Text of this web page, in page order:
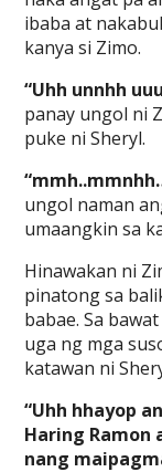
ibaba at
kanya si Zimo.
“Uhh unnhh
panay ungol ni
puke ni Sheryl.
ungol naman
umaangkin sa
Hinawakan ni
pinatong sa
babae. Sa
uga ng mga
katawan ni
“Uhh hhayop
Haring Ramon
nang